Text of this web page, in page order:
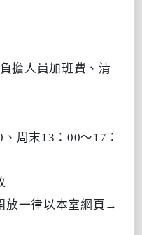
擔人員加班費、清
周末13：00～17：
放一律以本室網頁→